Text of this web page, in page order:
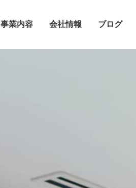
事業内容 会社情報 ブログ